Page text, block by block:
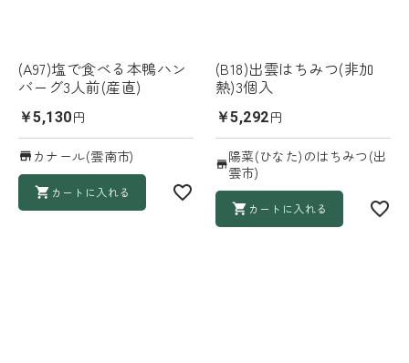
(A97)塩で食べる本鴨ハン
バーグ3人前(産直)
￥5,130円
カナール(雲南市)
カートに入れる
(B18)出雲はちみつ(非加
熱)3個入
￥5,292円
陽菜(ひなた)のはちみつ(出
雲市)
カートに入れる